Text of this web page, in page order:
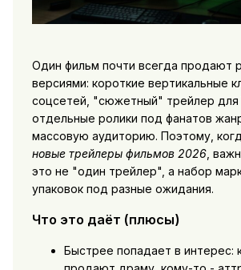
Один фильм почти всегда продают
версиями: короткие вертикальные
соцсетей, "сюжетный" трейлер для
отдельные ролики под фанатов
массовую аудиторию. Поэтому,
новые трейлеры фильмов 2026,
это не "один трейлер", а набор
упаковок под разные ожидания.
Что это даёт (плюсы)
Быстрее попадает в интерес: